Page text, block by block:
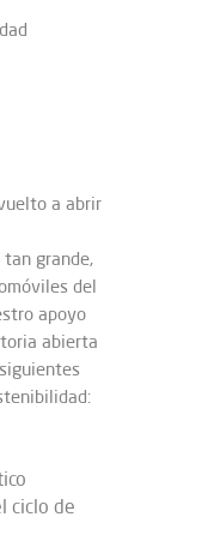
a abrir
grande,
del
apoyo
abierta
ciclo de